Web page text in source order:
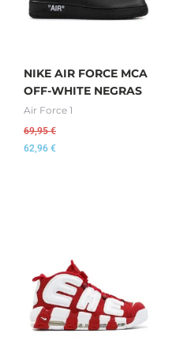
NIKE AIR FORCE MCA
OFF-WHITE NEGRAS
Air Force 1
69,95€
62,96 €